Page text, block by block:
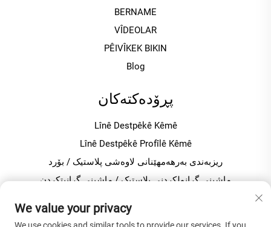
BERNAME
VÎDEOLAR
PÊIVÎKEK BIKIN
Blog
پڕۆدەکتەکان
Lînê Destpêkê Kêmê
Lînê Destpêkê Profîlê Kêmê
ریزبەندی بەرهەمھێنانی لاوەشی پلاستیک / بۆرد
ماشینی گرانولکردنی پلاستیک / ماشینی گرانيتکردن
We value your privacy